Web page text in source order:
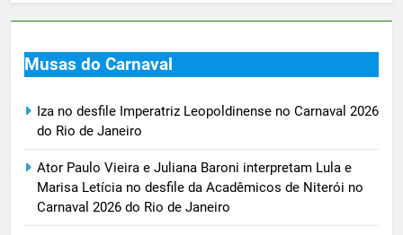
Musas do Carnaval
Iza no desfile Imperatriz Leopoldinense no Carnaval 2026
do Rio de Janeiro
Ator Paulo Vieira e Juliana Baroni interpretam Lula e
Marisa Letícia no desfile da Acadêmicos de Niterói no
Carnaval 2026 do Rio de Janeiro